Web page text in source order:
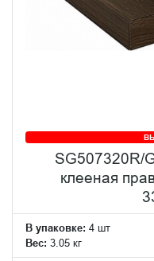
SG507320R/
клееная
В упаковке: 4 шт
Вес: 3.05 кг